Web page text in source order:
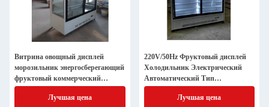
Витрина овощный дисплей
морозильник энергосберегающий
фруктовый коммерческий
дисплей холодильник
Лучшая цена
220V/50Hz Фруктовый дисплей
Холодильник Электрический
Автоматический Тип
Отмораживания
Лучшая цена